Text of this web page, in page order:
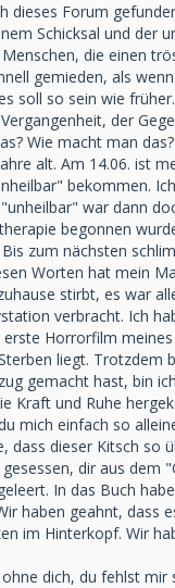
dieses Forum
Schicksal und der
die einen
gemieden, als
soll so sein wie
der
Wie macht man das?
alt. Am 14.06. ist
bekommen.
war dann
begonnen
zum nächsten
Worten hat mein
stirbt, es war
verbracht. Ich
Horrorfilm
liegt. Trotzdem
gemacht hast, bin
Kraft und Ruhe
mich einfach so
dass dieser Kitsch so
dir aus dem
In das Buch
haben geahnt, dass
im Hinterkopf. Wir
dich, du fehlst mir